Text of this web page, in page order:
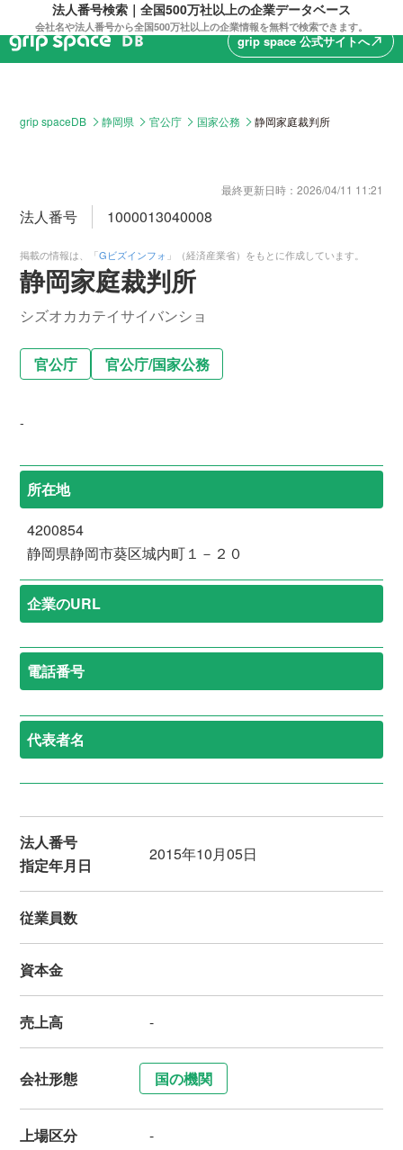
法人番号検索｜全国500万社以上の企業データベース
会社名や法人番号から全国500万社以上の企業情報を無料で検索できます。
grip space 公式サイトへnorth_east
grip spaceDB 静岡県 官公庁 国家公務 静岡家庭裁判所
最終更新日時： 2026/04/11 11:21
法人番号 1000013040008
掲載の情報は、「Gビズインフォ 」（経済産業省）をもとに作成しています。
静岡家庭裁判所
シズオカカテイサイバンショ
官公庁 官公庁/国家公務
-
所在地
4200854
静岡県静岡市葵区城内町１－２０
企業のURL
電話番号
代表者名
法人番号
指定年月日
2015年10月05日
従業員数
資本金
売上高 -
会社形態 国の機関
上場区分 -